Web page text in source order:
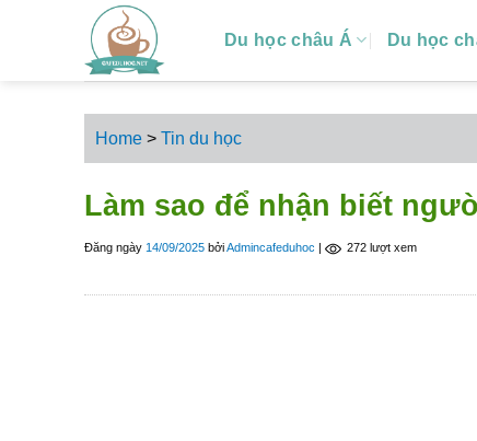
Du học châu Á Du học
Home > Tin du học
Làm sao để nhận biết
Đăng ngày 14/09/2025 bởiAdmincafeduhoc 272 lượt xem